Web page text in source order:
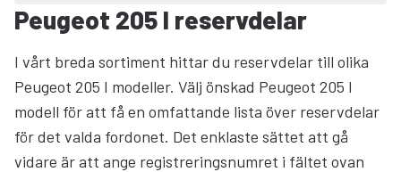
Peugeot 205 I reservdelar
I vårt breda sortiment hittar du reservdelar till olika
Peugeot 205 I modeller. Välj önskad Peugeot 205 I
modell för att få en omfattande lista över reservdelar
för det valda fordonet. Det enklaste sättet att gå
vidare är att ange registreringsnumret i fältet ovan